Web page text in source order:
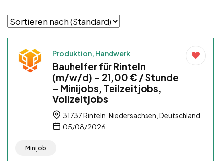
Produktion, Handwerk
Bauhelfer für Rinteln
(m/w/d) – 21,00 € / Stunde
– Minijobs, Teilzeitjobs,
Vollzeitjobs
31737 Rinteln, Niedersachsen, Deutschland
05/08/2026
Minijob